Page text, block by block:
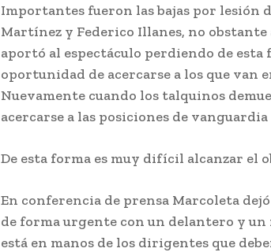
Importantes fueron las bajas por lesión
Martínez y Federico Illanes, no obstante
aportó al espectáculo perdiendo de
oportunidad de acercarse a los que van
Nuevamente cuando los talquinos
acercarse a las posiciones de
De esta forma es muy difícil alcanzar el
En conferencia de prensa Marcoleta
de forma urgente con un delantero y un
está en manos de los dirigentes que